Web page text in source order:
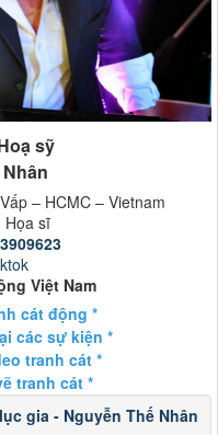
sỹ
– HCMC – Vietnam
Họa sĩ
Việt Nam
cát động *
các sự kiện *
tranh cát *
tranh cát *
gia - Nguyễn Thế Nhân